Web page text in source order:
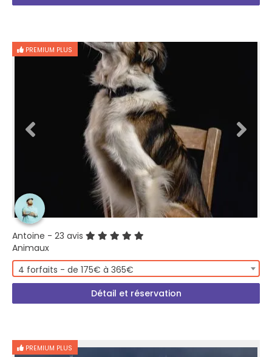
PREMIUM PLUS
Antoine - 23 avis
Animaux
4 forfaits - de 175€ à 365€
Détail et réservation
PREMIUM PLUS